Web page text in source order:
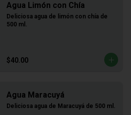
Agua Limón con Chía
Deliciosa agua de limón con chía de
500 ml.
$40.00
Agua Maracuyá
Deliciosa agua de Maracuyá de 500 ml.